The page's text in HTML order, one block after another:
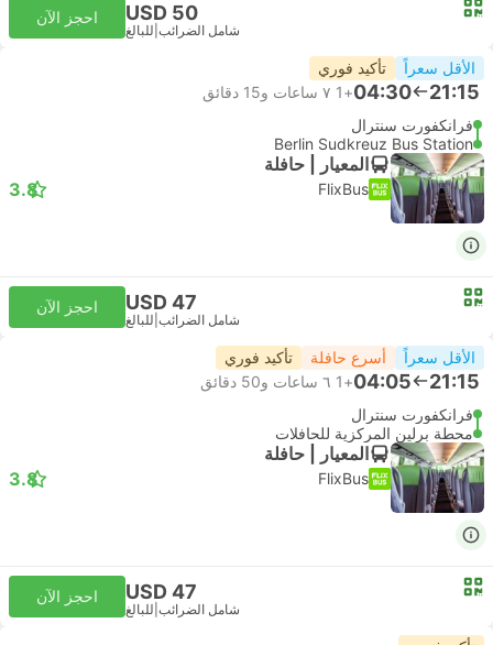
USD 50
شامل الضرائب للبالغ
احجز الآن
الأقل سعراً تأكيد فوري
21:15
04:30
+1
٧ ساعات و‫15 دقائق
فرانكفورت سنترال
Berlin Sudkreuz Bus Station
المعيار | حافلة
FlixBus
3.8
USD 47
شامل الضرائب للبالغ
احجز الآن
الأقل سعراً أسرع حافلة تأكيد فوري
21:15
04:05
+1
٦ ساعات و‫50 دقائق
فرانكفورت سنترال
محطة برلين المركزية للحافلات
المعيار | حافلة
FlixBus
3.8
USD 47
شامل الضرائب للبالغ
احجز الآن